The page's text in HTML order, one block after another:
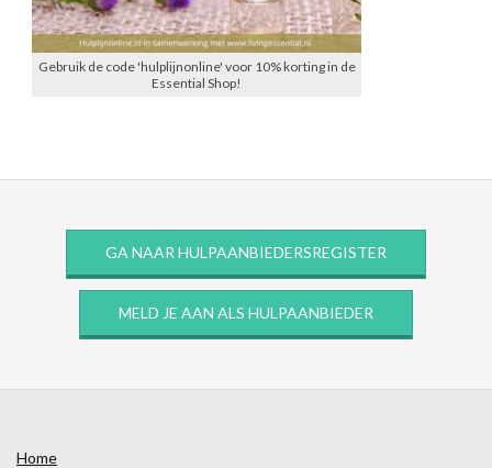
Gebruik de code 'hulplijnonline' voor 10% korting in de
Essential Shop!
GA NAAR HULPAANBIEDERSREGISTER
MELD JE AAN ALS HULPAANBIEDER
Home